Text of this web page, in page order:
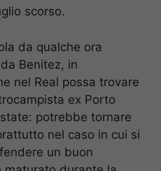
scorso.
da qualche ora
Benitez, in
nel Real possa trovare
ex Porto
potrebbe tornare
nel caso in cui si
un buon